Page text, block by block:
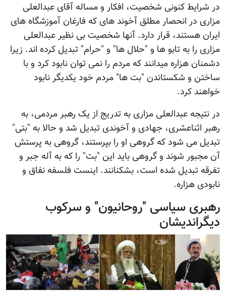
در شرایط کنونی شخصیت، افکار و مساله آقای عبدالعلی
مزاری در انحصار مطلق آخوند های که فارغان آموزشگاه های
ایران هستند، قرار دارد. آنها شخصیت بی نظیر عبدالعلی
مزاری را به تابو ها و "حلال ها" و "حرام" تبدیل کرده اند. زیرا
دشمنان هزاره میدانند که مردم را نمی توان نابود کرد و با
ساختن و شکستاندن "بت ها" مردم خود یکدیگر نابود
خواهند کرد.
در نتیجه عبدالعلی مزاری به تدریج از یک رهبر مردمی، به
رهبر اثناعشری، جهادی و آخوندی تبدیل شد و حالا به "بتی"
تبدیل می شود که گروهی او را بپرستند، گروهی به پرستش
آن مجبور شوند و گروهی باید این "بت" را که به آله جبر و
تفرقه تبدیل شده است، بشکنانند. اینست فلسفه نفاق و
نابودی هزاره.
رهبری سیاسی "روحانیون" و سرکوب
دیگراندیشان